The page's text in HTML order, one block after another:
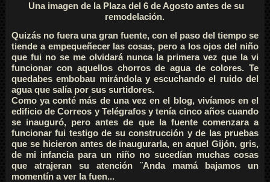
Una imagen de la Plaza del 6 de Agosto antes de su
remodelación.
Quizás no fuera una gran fuente, con el paso del tiempo se
tiende a empequeñecer las cosas, pero a los ojos del niño
que fui no se me olvidará nunca la primera vez que la vi
funcionar con aquellos chorros de agua de colores. Te
quedabes embobau mirándola y escuchando el ruido del
agua que salía por sus surtidores.
Como ya conté más de una vez en el blog, vivíamos en el
edificio de Correos y Telégrafos y tenía cinco años cuando
se inauguró, pero antes de que la fuente comenzara a
funcionar fui testigo de su construcción y de las pruebas
que se hicieron antes de inaugurarla, en aquel Gijón, gris,
de mi infancia para un niño no sucedían muchas cosas
que atrajeran su atención ¨Anda mamá bajamos un
momentín a ver la fuen...